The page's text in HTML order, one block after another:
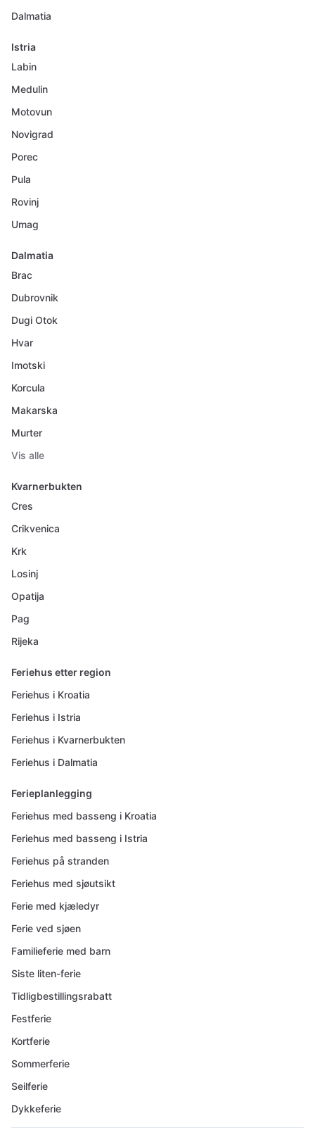
Dalmatia
Istria
Labin
Medulin
Motovun
Novigrad
Porec
Pula
Rovinj
Umag
Dalmatia
Brac
Dubrovnik
Dugi Otok
Hvar
Imotski
Korcula
Makarska
Murter
Vis alle
Kvarnerbukten
Cres
Crikvenica
Krk
Losinj
Opatija
Pag
Rijeka
Feriehus etter region
Feriehus i Kroatia
Feriehus i Istria
Feriehus i Kvarnerbukten
Feriehus i Dalmatia
Ferieplanlegging
Feriehus med basseng i Kroatia
Feriehus med basseng i Istria
Feriehus på stranden
Feriehus med sjøutsikt
Ferie med kjæledyr
Ferie ved sjøen
Familieferie med barn
Siste liten-ferie
Tidligbestillingsrabatt
Festferie
Kortferie
Sommerferie
Seilferie
Dykkeferie